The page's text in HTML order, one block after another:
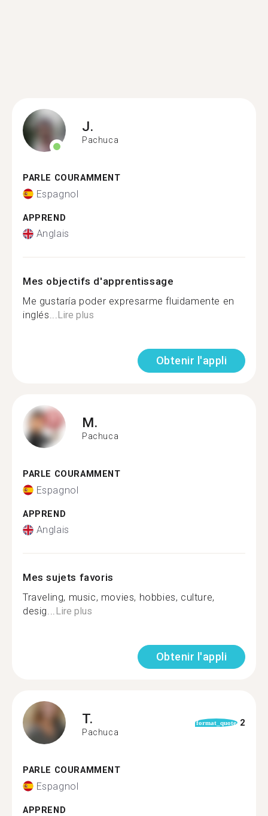
J.
Pachuca
PARLE COURAMMENT
Espagnol
APPREND
Anglais
Mes objectifs d'apprentissage
Me gustaría poder expresarme fluidamente en
inglés...Lire plus
Obtenir l'appli
M.
Pachuca
PARLE COURAMMENT
Espagnol
APPREND
Anglais
Mes sujets favoris
Traveling, music, movies, hobbies, culture,
desig...Lire plus
Obtenir l'appli
T.
Pachuca
format_quote 2
PARLE COURAMMENT
Espagnol
APPREND